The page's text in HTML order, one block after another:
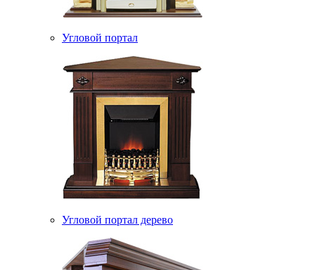
Угловой портал
Угловой портал дерево